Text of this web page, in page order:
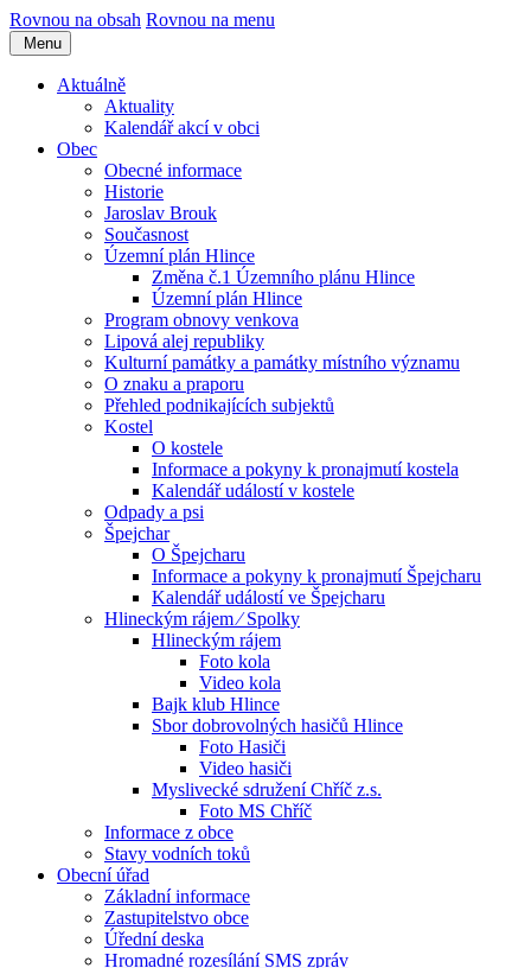
Rovnou na obsah Rovnou na menu
Menu
Aktuálně
Aktuality
Kalendář akcí v obci
Obec
Obecné informace
Historie
Jaroslav Brouk
Současnost
Územní plán Hlince
Změna č.1 Územního plánu Hlince
Územní plán Hlince
Program obnovy venkova
Lipová alej republiky
Kulturní památky a památky místního významu
O znaku a praporu
Přehled podnikajících subjektů
Kostel
O kostele
Informace a pokyny k pronajmutí kostela
Kalendář událostí v kostele
Odpady a psi
Špejchar
O Špejcharu
Informace a pokyny k pronajmutí Špejcharu
Kalendář událostí ve Špejcharu
Hlineckým rájem ⁄ Spolky
Hlineckým rájem
Foto kola
Video kola
Bajk klub Hlince
Sbor dobrovolných hasičů Hlince
Foto Hasiči
Video hasiči
Myslivecké sdružení Chříč z.s.
Foto MS Chříč
Informace z obce
Stavy vodních toků
Obecní úřad
Základní informace
Zastupitelstvo obce
Úřední deska
Hromadné rozesílání SMS zpráv